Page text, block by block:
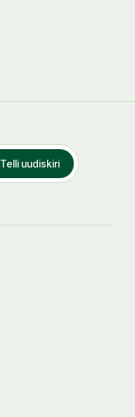
Telli uudiskiri